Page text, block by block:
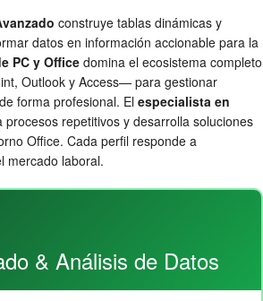
construye tablas dinámicas y
datos en información accionable para la
PC y Officedomina el ecosistema completo
Outlook y Access— para gestionar
forma profesional. El especialista en
procesos repetitivos y desarrolla soluciones
Office. Cada perfil responde a
mercado laboral.
& Análisis de Datos